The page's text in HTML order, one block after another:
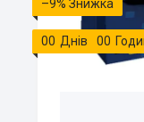
–9%
00 Днів 00